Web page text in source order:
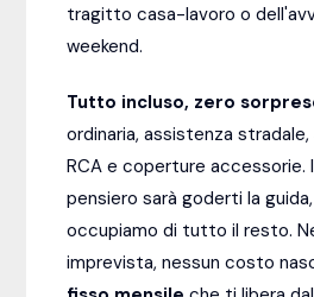
tragitto casa-lavoro o
weekend.
Tutto incluso, zero
ordinaria, assistenza
RCA e coperture accessorie.
pensiero sarà goderti la
occupiamo di tutto il resto.
imprevista, nessun costo